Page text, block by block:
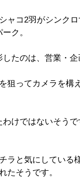
ャコ2羽がシンク
ク。
たのは、営業・企
狙ってカメラを構
けではないそう
ラと気にしている
たそうです。